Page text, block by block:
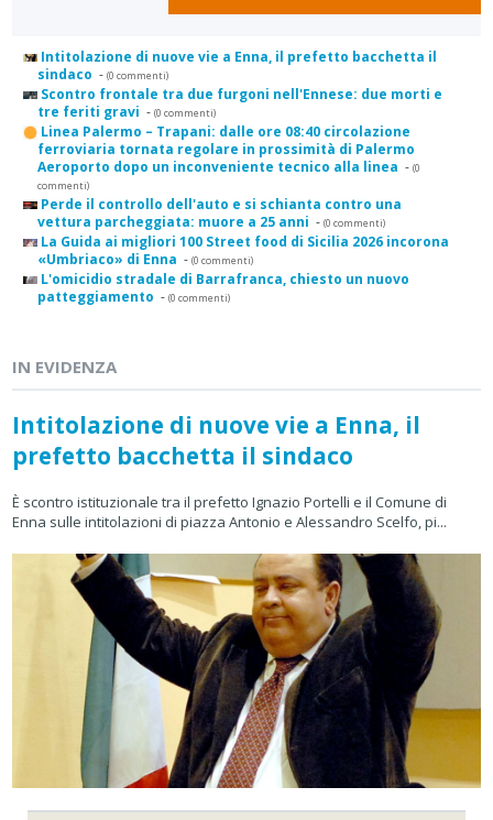
Intitolazione di nuove vie a Enna, il prefetto bacchetta il
sindaco - (0 commenti)
Scontro frontale tra due furgoni nell'Ennese: due morti e
tre feriti gravi - (0 commenti)
Linea Palermo – Trapani: dalle ore 08:40 circolazione
ferroviaria tornata regolare in prossimità di Palermo
Aeroporto dopo un inconveniente tecnico alla linea - (0
commenti)
Perde il controllo dell'auto e si schianta contro una
vettura parcheggiata: muore a 25 anni - (0 commenti)
La Guida ai migliori 100 Street food di Sicilia 2026 incorona
«Umbriaco» di Enna - (0 commenti)
L'omicidio stradale di Barrafranca, chiesto un nuovo
patteggiamento - (0 commenti)
IN EVIDENZA
Intitolazione di nuove vie a Enna, il
prefetto bacchetta il sindaco
È scontro istituzionale tra il prefetto Ignazio Portelli e il Comune di
Enna sulle intitolazioni di piazza Antonio e Alessandro Scelfo, pi...